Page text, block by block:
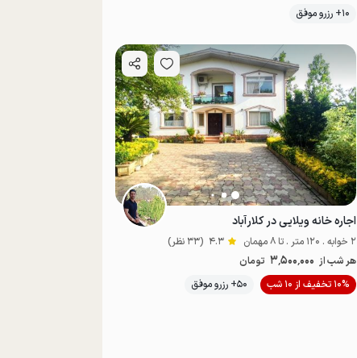
موقعیت در نقشه
موقعیت در نقشه10+ رزرو موفق
موقعیت در نقشه
اجاره خانه ویلایی در کلارآباد
2 خوابه . 120 متر . تا 8 مهمان 4.3 (33 نظر)
هر شب از 3٬500٬000 تومان
10% تخفیف از 10 شب
50+ رزرو موفق